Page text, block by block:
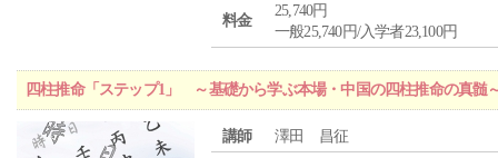
料金
25,740円
一般25,740円/入学者23,100円
四柱推命「ステップ1」 ～基礎から学ぶ本場・中国の四柱推命の真髄
講師 澤田 昌征